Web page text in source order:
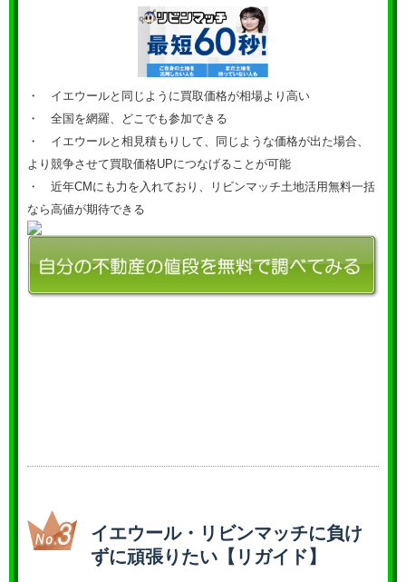
・ イエウールと同じように買取価格が相場より高い
・ 全国を網羅、どこでも参加できる
・ イエウールと相見積もりして、同じような価格が出た場合、
より競争させて買取価格UPにつなげることが可能
・ 近年CMにも力を入れており、リビンマッチ土地活用無料一括
なら高値が期待できる
イエウール・リビンマッチに負け
ずに頑張りたい【リガイド】